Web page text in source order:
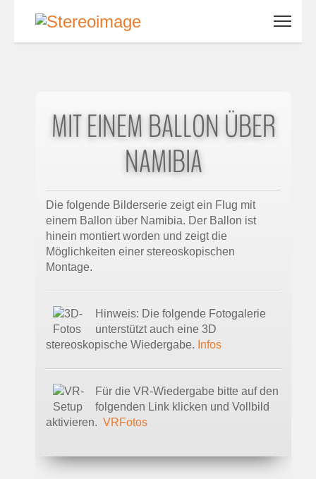
MIT EINEM BALLON ÜBER
NAMIBIA
Die folgende Bilderserie zeigt ein Flug mit
einem Ballon über Namibia. Der Ballon ist
hinein montiert worden und zeigt die
Möglichkeiten einer stereoskopischen
Montage.
Hinweis: Die folgende Fotogalerie
unterstützt auch eine 3D
stereoskopische Wiedergabe. Infos
Für die VR-Wiedergabe bitte auf den
folgenden Link klicken und Vollbild
aktivieren. VRFotos